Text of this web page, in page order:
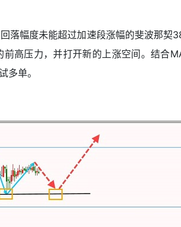
幅度未能超过加速段涨幅的斐波那契
高压力，并打开新的上涨空间。结合
多单。